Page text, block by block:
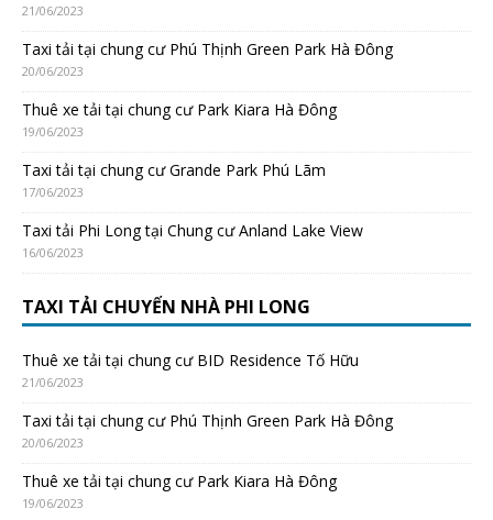
21/06/2023
Taxi tải tại chung cư Phú Thịnh Green Park Hà Đông
20/06/2023
Thuê xe tải tại chung cư Park Kiara Hà Đông
19/06/2023
Taxi tải tại chung cư Grande Park Phú Lãm
17/06/2023
Taxi tải Phi Long tại Chung cư Anland Lake View
16/06/2023
TAXI TẢI CHUYỂN NHÀ PHI LONG
Thuê xe tải tại chung cư BID Residence Tố Hữu
21/06/2023
Taxi tải tại chung cư Phú Thịnh Green Park Hà Đông
20/06/2023
Thuê xe tải tại chung cư Park Kiara Hà Đông
19/06/2023